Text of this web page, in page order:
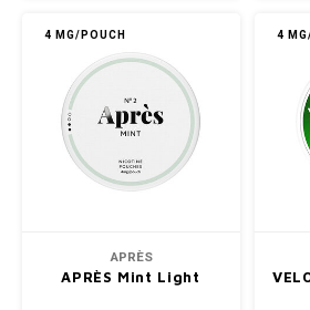
4 MG/POUCH
APRÈS
APRÈS Mint Light
4